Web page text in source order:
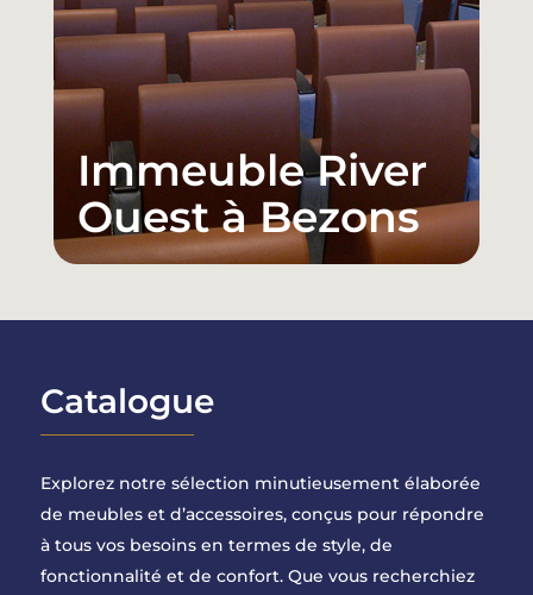
Immeuble River
Ouest à Bezons
Catalogue
Explorez notre sélection minutieusement élaborée
de meubles et d’accessoires, conçus pour répondre
à tous vos besoins en termes de style, de
fonctionnalité et de confort. Que vous recherchiez